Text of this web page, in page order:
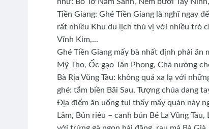
Tiền Giang: Ghé Tiền Giang là nghĩ ngay
rất nhiều Khu du lịch thú vị với nhiều trò
Vĩnh Kim,...
Ghé Tiền Giang mấy bà nhất định phải ăn
Mỹ Tho, Ốc gạo Tân Phong, Chả nướng
Bà Rịa Vũng Tàu: không quá xa lạ với
ghé: tắm biền Bãi Sau, Tượng chúa dang
Địa điểm ăn uống tui thấy mấy quán này
Lâm, Bún riêu – canh bún Bé La Vũng